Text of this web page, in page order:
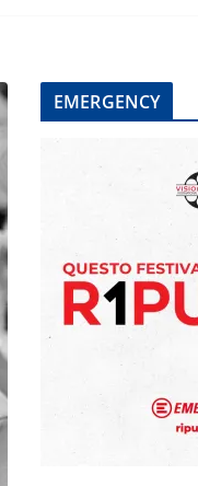
EMERGENCY